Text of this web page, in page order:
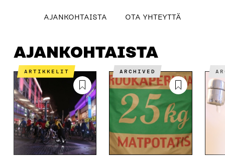
table_of_contents
AJANKOHTAISTA OTA YHTEYTTÄ
AJANKOHTAISTA
ARTIKKELIT ARCHIVED